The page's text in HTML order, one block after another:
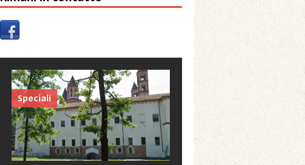
Speciali